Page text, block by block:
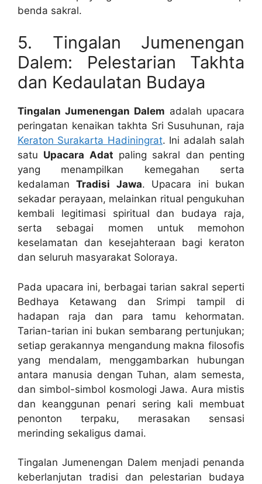
benda sakral.
5. Tingalan Jumenengan
Dalem: Pelestarian Takhta
dan Kedaulatan Budaya
Tingalan Jumenengan Dalem adalah upacara
peringatan kenaikan takhta Sri Susuhunan, raja
Keraton Surakarta Hadiningrat. Ini adalah salah
satu Upacara Adat paling sakral dan penting
yang menampilkan kemegahan serta
kedalamanTradisi Jawa. Upacara ini bukan
sekadar perayaan, melainkan ritual pengukuhan
kembali legitimasi spiritual dan budaya raja,
serta sebagai momen untuk memohon
keselamatan dan kesejahteraan bagi keraton
dan seluruh masyarakat Soloraya.
Pada upacara ini, berbagai tarian sakral seperti
Bedhaya Ketawang dan Srimpi tampil di
hadapan raja dan para tamu kehormatan.
Tarian-tarian ini bukan sembarang pertunjukan;
setiap gerakannya mengandung makna filosofis
yang mendalam, menggambarkan hubungan
antara manusia dengan Tuhan, alam semesta,
dan simbol-simbol kosmologi Jawa. Aura mistis
dan keanggunan penari sering kali membuat
penonton terpaku, merasakan sensasi
merinding sekaligus damai.
Tingalan Jumenengan Dalem menjadi penanda
keberlanjutan tradisi dan pelestarian budaya